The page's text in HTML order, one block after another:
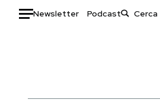
Newsletter Podcast
Italia